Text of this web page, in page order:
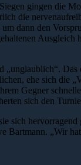
gingen die
die
dann den
ehe sich die
Gegner
sich den
Bartmann. „Wir